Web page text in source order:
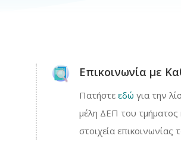
Επικοινωνία με
Πατήστεεδώ για την
μέλη ΔΕΠ του τμήματος
στοιχεία επικοινωνίας